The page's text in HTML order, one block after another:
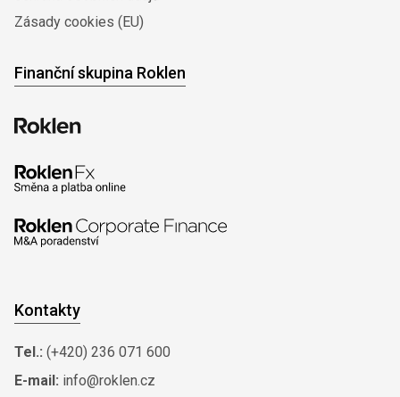
Zásady cookies (EU)
Finanční skupina Roklen
Kontakty
Tel.: (+420) 236 071 600
E-mail: info@roklen.cz